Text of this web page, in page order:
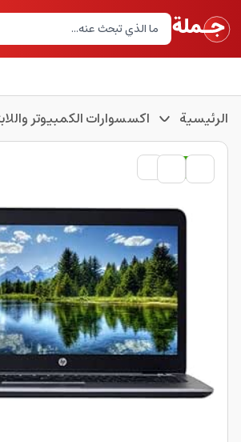
الرئيسية اكسسوارات الكمبيوتر